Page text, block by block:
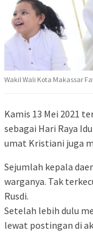
Wakil Wali Kota Makassar
Kamis 13 Mei 2021
sebagai Hari Raya
umat Kristiani juga
Sejumlah kepala
warganya. Tak
Rusdi.
Setelah lebih dulu
lewat postingan di